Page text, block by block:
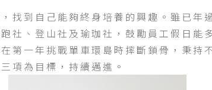
找到自己能夠終身培養的興趣。雖已年
社、登山社及瑜珈社，鼓勵員工假日能
第一年挑戰單車環島時摔斷鎖骨，秉持
項為目標，持續邁進。